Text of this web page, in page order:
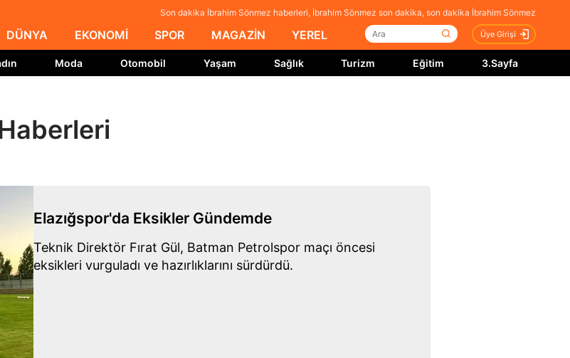
Son dakika İbrahim Sönmez haberleri, İbrahim Sönmez son dakika, son dakika İbrahim Sönmez
DÜNYA EKONOMİ SPOR MAGAZİN YEREL Üye Girişi
Moda Otomobil Yaşam Sağlık Turizm Eğitim 3.Sayfa
Elazığspor'da Eksikler Gündemde
Teknik Direktör Fırat Gül, Batman Petrolspor maçı öncesi
eksikleri vurguladı ve hazırlıklarını sürdürdü.